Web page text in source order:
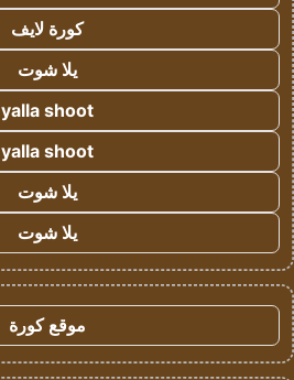
كورة لايف
يلا شوت
yalla shoot
yalla shoot
يلا شوت
يلا شوت
موقع كورة